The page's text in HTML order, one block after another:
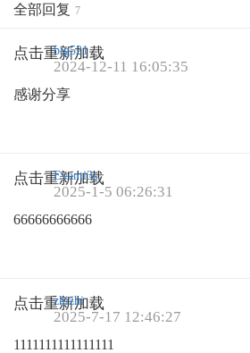
全部回复 7
点击重新加载
big521
2024-12-11 16:05:35
感谢分享
点击重新加载
Evanti3s
2025-1-5 06:26:31
66666666666
点击重新加载
zhizhi
2025-7-17 12:46:27
1111111111111111